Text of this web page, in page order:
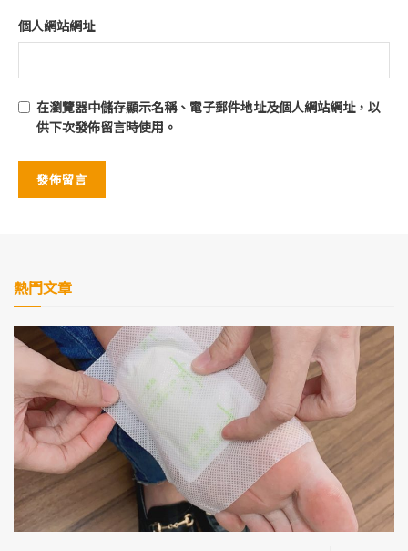
個人網站網址
在瀏覽器中儲存顯示名稱、電子郵件地址及個人網站網址，以
供下次發佈留言時使用。
熱門文章